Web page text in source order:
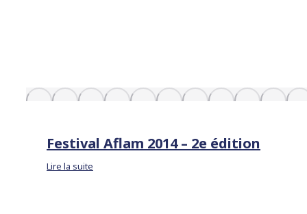
Festival Aflam 2014 – 2e édition
Lire la suite